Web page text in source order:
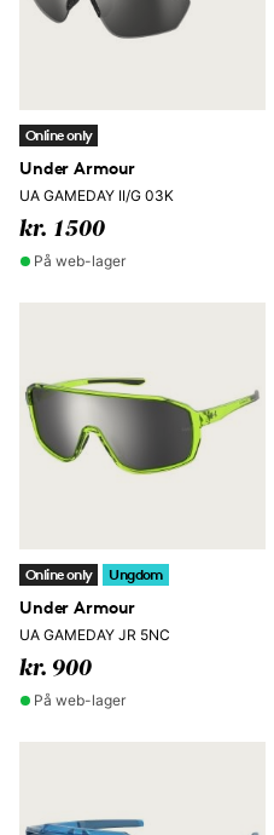
Online only
Under Armour
UA GAMEDAY II/G 03K
kr. 1500
På web-lager
Online only Ungdom
Under Armour
UA GAMEDAY JR 5NC
kr. 900
På web-lager